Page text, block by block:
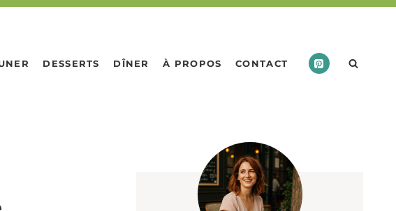
DESSERTS DÎNER À PROPOS CONTACT